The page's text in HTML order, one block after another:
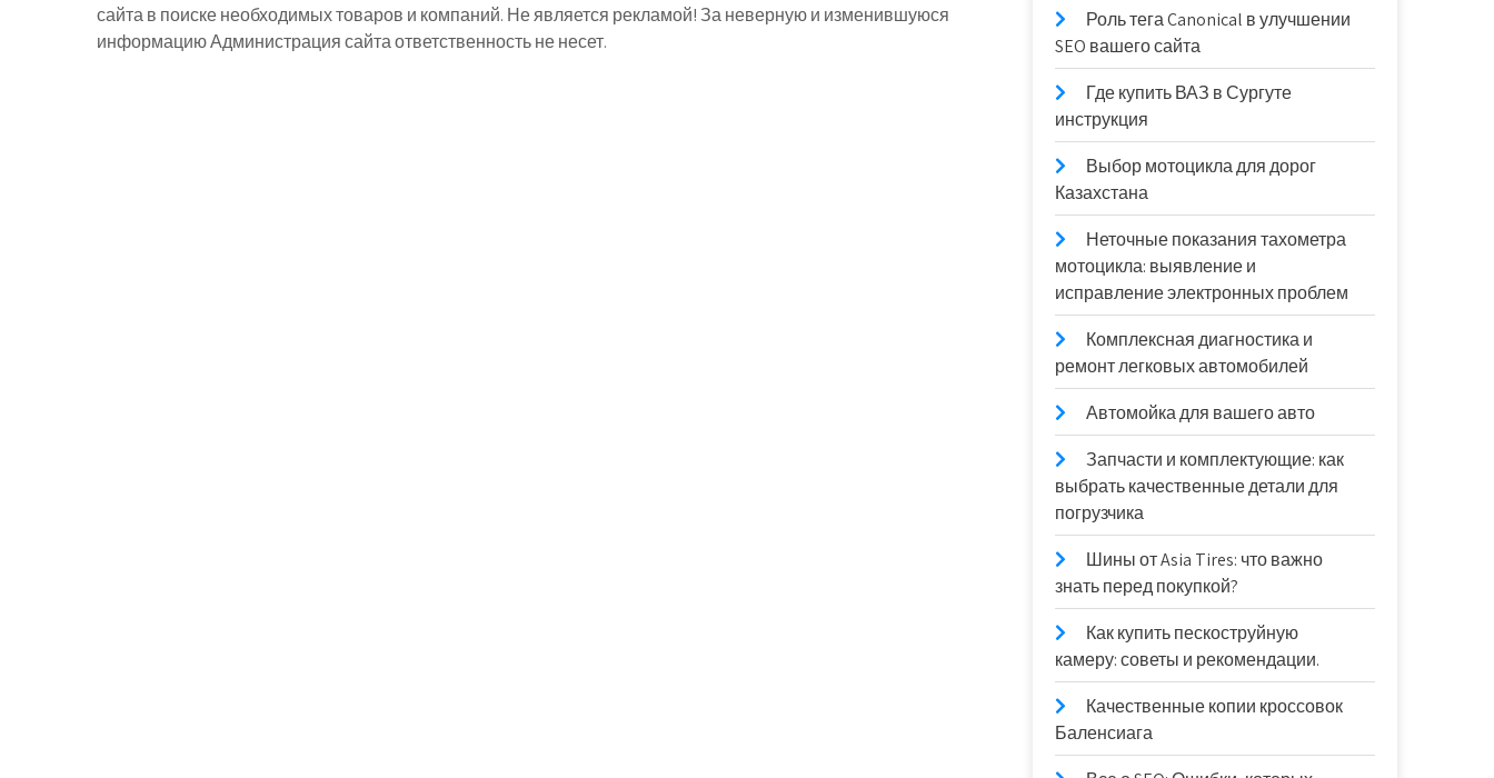
сайта в поиске необходимых товаров и компаний. Не является рекламой! За неверную и изменившуюся
информацию Администрация сайта ответственность не несет.
Роль тега Canonical в улучшении
SEO вашего сайта
Где купить ВАЗ в Сургуте
инструкция
Выбор мотоцикла для дорог
Казахстана
Неточные показания тахометра
мотоцикла: выявление и
исправление электронных проблем
Комплексная диагностика и
ремонт легковых автомобилей
Автомойка для вашего авто
Запчасти и комплектующие: как
выбрать качественные детали для
погрузчика
Шины от Asia Tires: что важно
знать перед покупкой?
Как купить пескоструйную
камеру: советы и рекомендации.
Качественные копии кроссовок
Баленсиага